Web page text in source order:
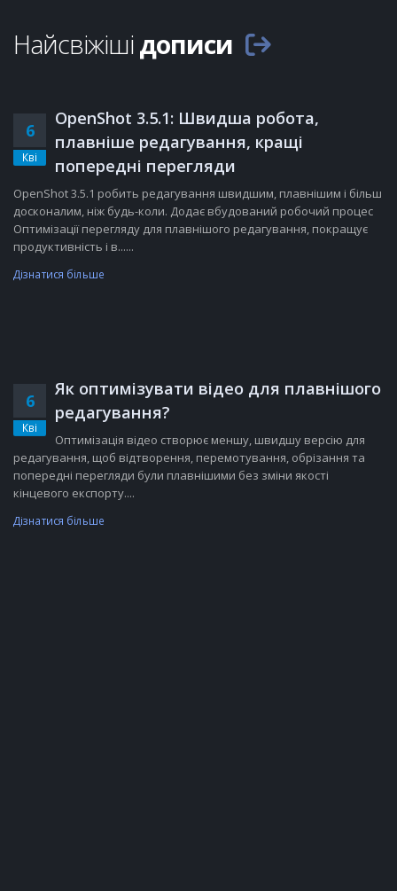
Найсвіжішідописи
6
Кві
OpenShot 3.5.1: Швидша робота,
плавніше редагування, кращі
попередні перегляди
OpenShot 3.5.1 робить редагування швидшим, плавнішим і більш
досконалим, ніж будь-коли. Додає вбудований робочий процес
Оптимізації перегляду для плавнішого редагування, покращує
продуктивність і в......
Дізнатися більше
6
Кві
Як оптимізувати відео для плавнішого
редагування?
Оптимізація відео створює меншу, швидшу версію для
редагування, щоб відтворення, перемотування, обрізання та
попередні перегляди були плавнішими без зміни якості
кінцевого експорту....
Дізнатися більше